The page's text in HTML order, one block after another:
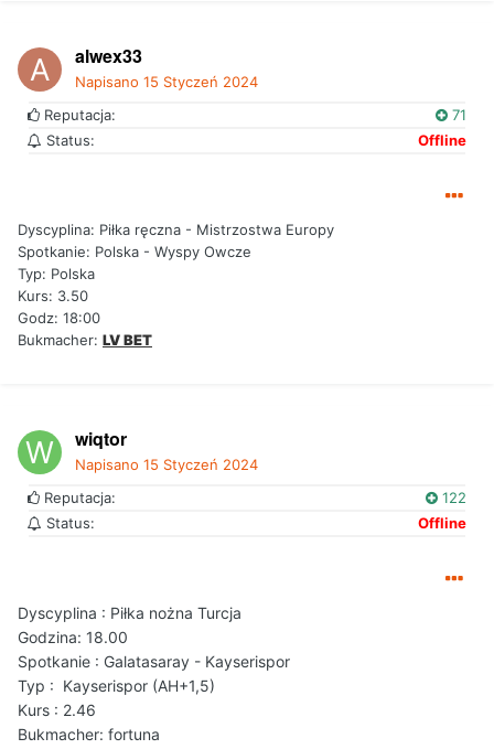
alwex33
Napisano 15 Styczeń 2024
Reputacja:
71
Status:
Offline
Dyscyplina: Piłka ręczna - Mistrzostwa Europy
Spotkanie: Polska - Wyspy Owcze
Typ: Polska
Kurs: 3.50
Godz: 18:00
Bukmacher: LV BET
wiqtor
Napisano 15 Styczeń 2024
Reputacja:
122
Status:
Offline
Dyscyplina : Piłka nożna Turcja
Godzina: 18.00
Spotkanie : Galatasaray - Kayserispor
Typ : Kayserispor (AH+1,5)
Kurs : 2.46
Bukmacher: fortuna